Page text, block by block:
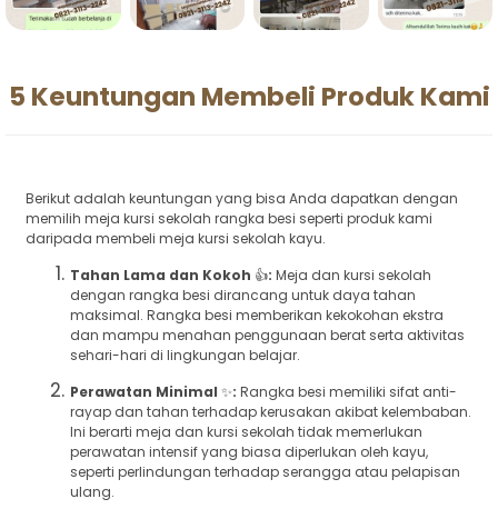
5 Keuntungan Membeli Produk Kami
Berikut adalah keuntungan yang bisa Anda dapatkan dengan
memilih meja kursi sekolah rangka besi seperti produk kami
daripada membeli meja kursi sekolah kayu.
Tahan Lama dan Kokoh 👍: Meja dan kursi sekolah
dengan rangka besi dirancang untuk daya tahan
maksimal. Rangka besi memberikan kekokohan ekstra
dan mampu menahan penggunaan berat serta aktivitas
sehari-hari di lingkungan belajar.
Perawatan Minimal ✨: Rangka besi memiliki sifat anti-
rayap dan tahan terhadap kerusakan akibat kelembaban.
Ini berarti meja dan kursi sekolah tidak memerlukan
perawatan intensif yang biasa diperlukan oleh kayu,
seperti perlindungan terhadap serangga atau pelapisan
ulang.